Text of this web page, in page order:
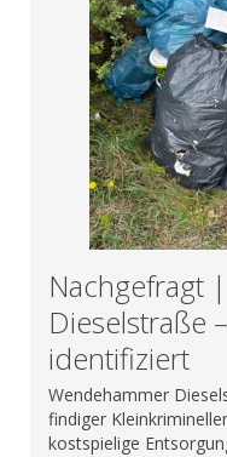
Nachgefragt
Dieselstraße
identifiziert
Wendehammer
findiger
kostspielige